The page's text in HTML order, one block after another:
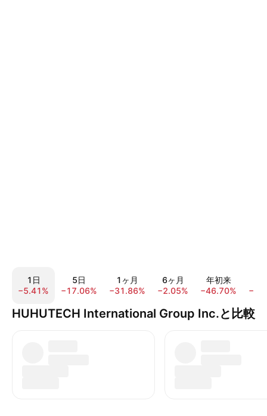
1日
−5.41%
5日
−17.06%
1ヶ月
−31.86%
6ヶ月
−2.05%
年初来
−46.70%
HUHUTECH International Group Inc.と比較